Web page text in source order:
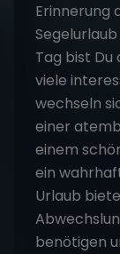
Erinnerung
Tag bist
viele
wechseln
einer
einem
ein
Urlaub
benötigen